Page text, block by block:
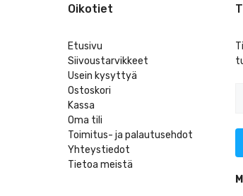
Oikotiet
Etusivu
Siivoustarvikkeet
Usein kysyttyä
Ostoskori
Kassa
Oma tili
Toimitus- ja palautusehdot
Yhteystiedot
Tietoa meistä